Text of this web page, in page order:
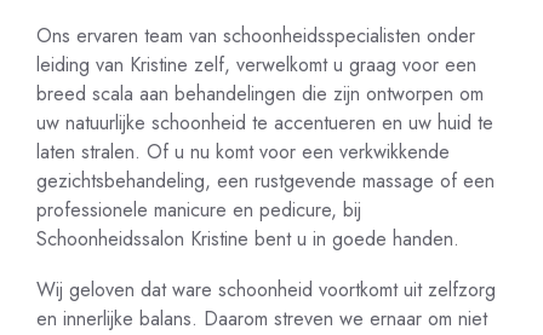
Ons ervaren team van schoonheidsspecialisten onder
leiding van Kristine zelf, verwelkomt u graag voor een
breed scala aan behandelingen die zijn ontworpen om
uw natuurlijke schoonheid te accentueren en uw huid te
laten stralen. Of u nu komt voor een verkwikkende
gezichtsbehandeling, een rustgevende massage of een
professionele manicure en pedicure, bij
Schoonheidssalon Kristine bent u in goede handen.
Wij geloven dat ware schoonheid voortkomt uit zelfzorg
en innerlijke balans. Daarom streven we ernaar om niet